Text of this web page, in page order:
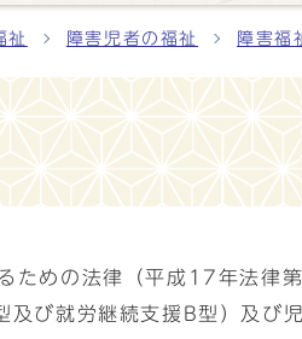
祉 障害児者の福祉 障害福
ための法律（平成17年法
及び就労継続支援B型）及